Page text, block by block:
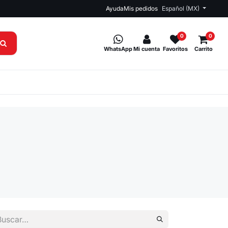
AyudaMis pedidos Español (MX)
WhatsAppMi cuenta Favoritos
0
Carrito
0